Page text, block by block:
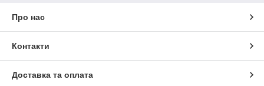
Про нас
Контакти
Доставка та оплата